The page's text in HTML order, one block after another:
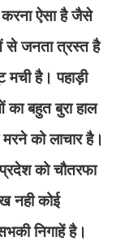
करना ऐसा है जैसे
से जनता त्रस्त है
है। पहाड़ी
का बहुत बुरा हाल
को लाचार है।
को चौतरफा
नही कोई
निगाहें है।